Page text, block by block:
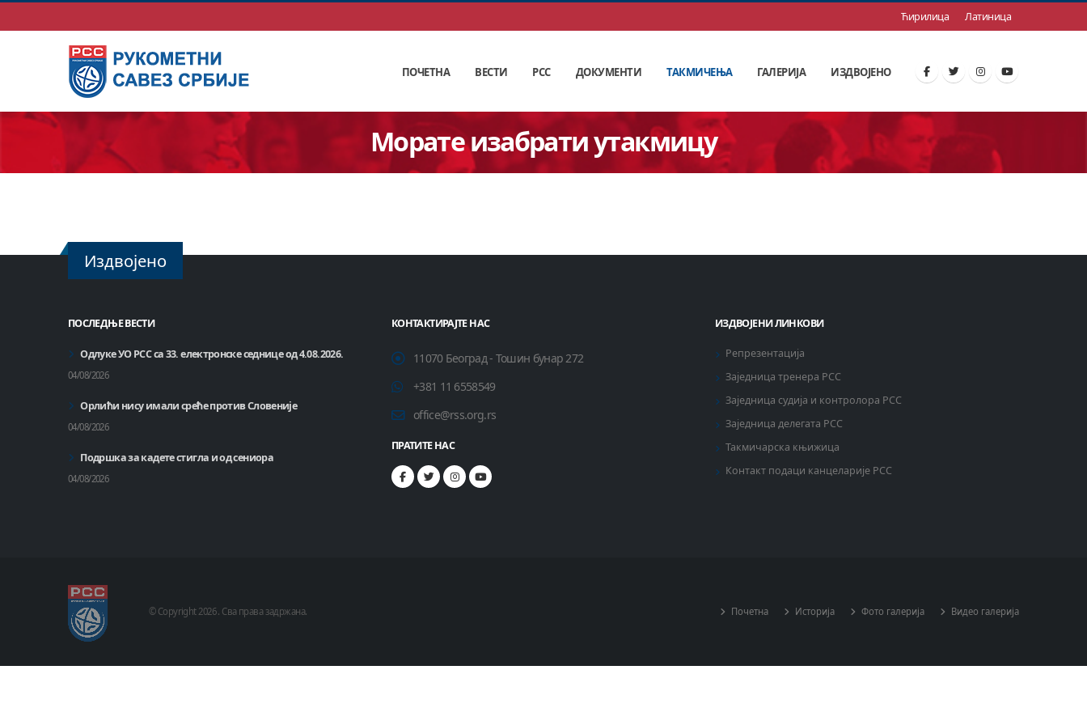
Ћирилица Латиница
ПОЧЕТНА ВЕСТИ РСС ДОКУМЕНТИ ТАКМИЧЕЊА ГАЛЕРИЈА ИЗДВОЈЕНО
Морате изабрати утакмицу
Издвојено
ПОСЛЕДЊЕ ВЕСТИ
Одлуке УО РСС са 33. електронске седнице од 4.08.2026.
04/08/2026
Орлићи нису имали среће против Словеније
04/08/2026
Подршка за кадете стигла и од сениора
04/08/2026
КОНТАКТИРАЈТЕ НАС
11070 Београд - Тошин бунар 272
+381 11 6558549
office@rss.org.rs
ПРАТИТЕ НАС
ИЗДВОЈЕНИ ЛИНКОВИ
Репрезентација
Заједница тренера РСС
Заједница судија и контролора РСС
Заједница делегата РСС
Такмичарска књижица
Контакт подаци канцеларије РСС
© Copyright 2026 . Сва права задржана. Почетна Историја Фото галерија Видео галерија